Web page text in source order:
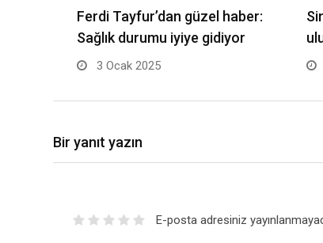
Ferdi Tayfur’dan güzel haber:
Sağlık durumu iyiye gidiyor
3 Ocak 2025
Bir yanıt yazın
E-posta adresiniz